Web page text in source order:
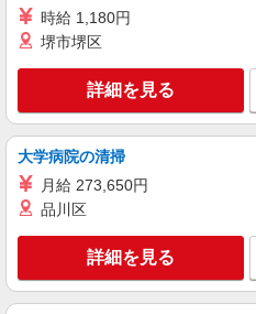
株式会社テクノ・サービス/お仕事
時給1340円
実働残業代込）
れて
群馬県邑楽
キープ
派遣社員
株式会社テクノ・サービス/お仕事
機械オペレー
時給1500円
時給 1,180円
堺市堺区
詳細を見る
大学病院の清掃
月給 273,650円
品川区
詳細を見る